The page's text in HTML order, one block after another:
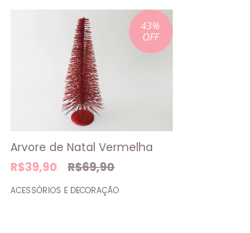
43%
OFF
Arvore de Natal Vermelha
R$39,90
R$69,90
ACESSÓRIOS E DECORAÇÃO